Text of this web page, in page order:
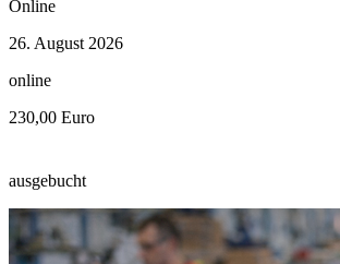
Online
26. August 2026
online
230,00 Euro
ausgebucht